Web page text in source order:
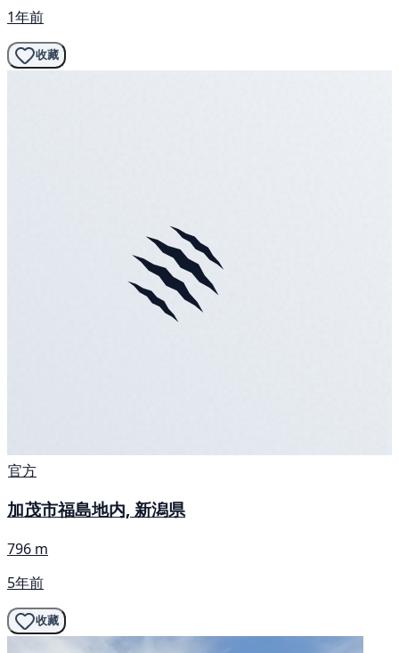
1年前
收藏
官方
加茂市福島地内, 新潟県
796 m
5年前
收藏